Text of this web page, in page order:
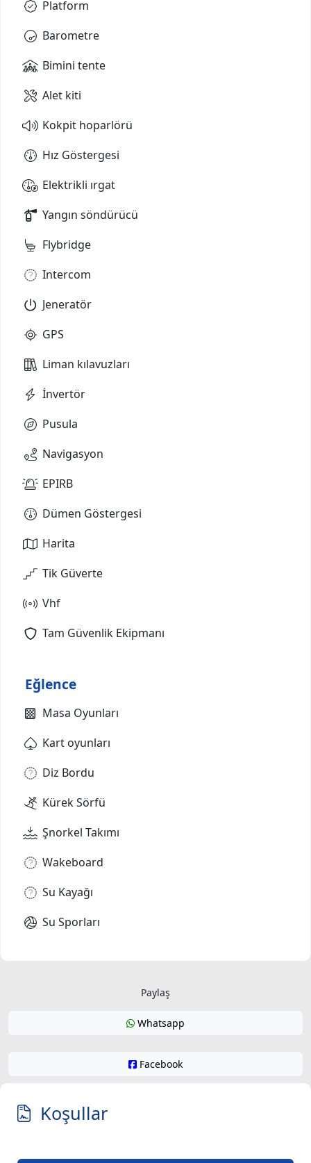
Platform
Barometre
Bimini tente
Alet kiti
Kokpit hoparlörü
Hız Göstergesi
Elektrikli ırgat
Yangın söndürücü
Flybridge
Intercom
Jeneratör
GPS
Liman kılavuzları
İnvertör
Pusula
Navigasyon
EPIRB
Dümen Göstergesi
Harita
Tik Güverte
Vhf
Tam Güvenlik Ekipmanı
Eğlence
Masa Oyunları
Kart oyunları
Diz Bordu
Kürek Sörfü
Şnorkel Takımı
Wakeboard
Su Kayağı
Su Sporları
Paylaş
Whatsapp
Facebook
Koşullar